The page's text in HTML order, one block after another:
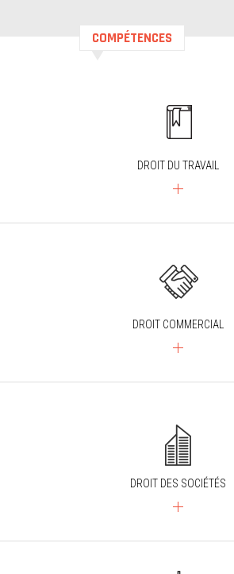
COMPÉTENCES
DROIT DU TRAVAIL
DROIT COMMERCIAL
DROIT DES SOCIÉTÉS